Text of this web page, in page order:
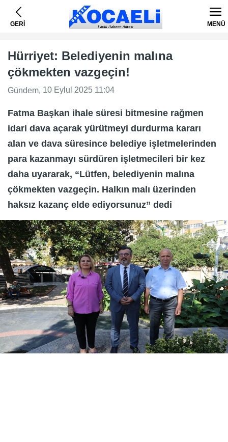
GERİ MENÜ
Hürriyet: Belediyenin malına
çökmekten vazgeçin!
Gündem, 10 Eylul 2025 11:04
Fatma Başkan ihale süresi bitmesine rağmen
idari dava açarak yürütmeyi durdurma kararı
alan ve dava süresince belediye işletmelerinden
para kazanmayı sürdüren işletmecileri bir kez
daha uyararak, “Lütfen, belediyenin malına
çökmekten vazgeçin. Halkın malı üzerinden
haksız kazanç elde ediyorsunuz” dedi